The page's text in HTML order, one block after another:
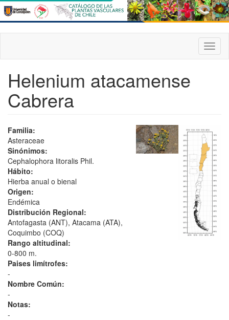
Pasar
al
contenido
principal
Helenium atacamense
Cabrera
Familia:
Asteraceae
Sinónimos:
Cephalophora litoralis Phil.
Hábito:
Hierba anual o bienal
Origen:
Endémica
Distribución Regional:
Antofagasta (ANT), Atacama (ATA),
Coquimbo (COQ)
Rango altitudinal:
0-800 m.
Paises limítrofes:
-
Nombre Común:
-
Notas:
-